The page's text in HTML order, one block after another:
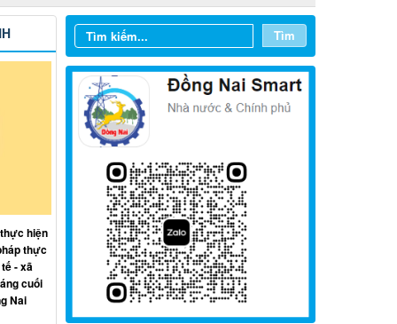
Tìm
Từ ngày 03/8/2026 đến ngày
09/8/2026
Từ ngày 27/7/2026 đến ngày
02/8/2026
Từ ngày 20/7/2026 đến ngày
26/7/2026
hiện
thực
- xã
cuối
Nai